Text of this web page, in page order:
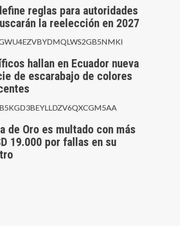
reglas para autoridades
la reelección en 2027
hallan en Ecuador nueva
de escarabajo de colores
de Oro es multado con más
19.000 por fallas en su